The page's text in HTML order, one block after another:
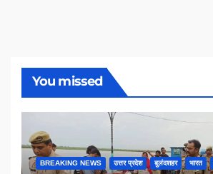
You missed
BREAKING NEWS उत्तर प्रदेश बुलंदशहर भारत